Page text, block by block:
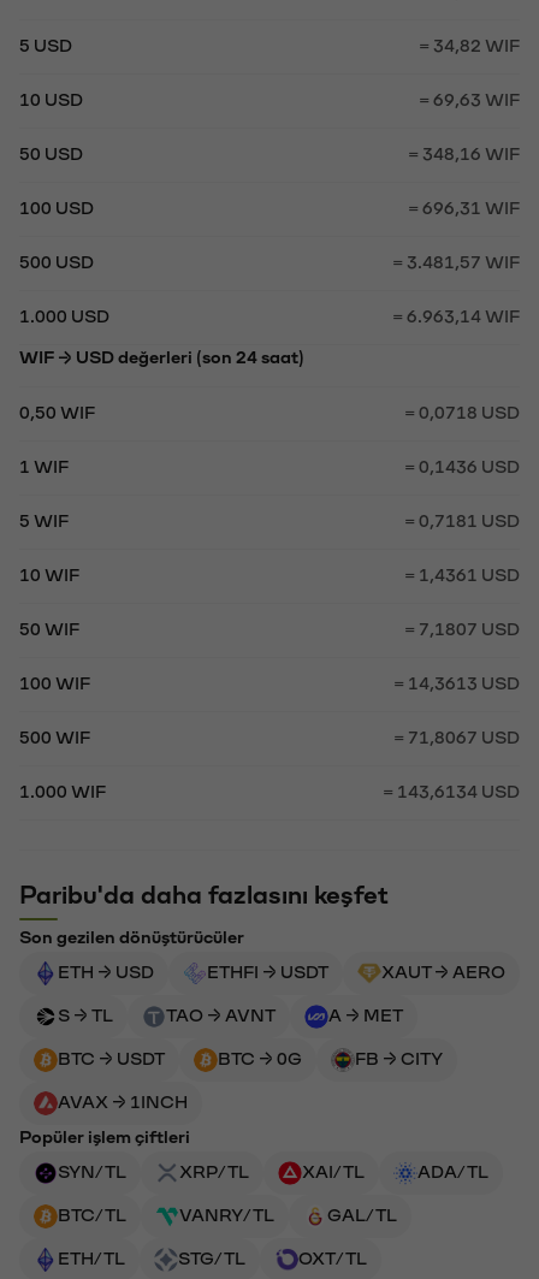
5 USD = 34,82 WIF
10 USD = 69,63 WIF
50 USD = 348,16 WIF
100 USD = 696,31 WIF
500 USD = 3.481,57 WIF
1.000 USD = 6.963,14 WIF
WIF → USD değerleri (son 24 saat)
0,50 WIF = 0,0718 USD
1 WIF = 0,1436 USD
5 WIF = 0,7181 USD
10 WIF = 1,4361 USD
50 WIF = 7,1807 USD
100 WIF = 14,3613 USD
500 WIF = 71,8067 USD
1.000 WIF = 143,6134 USD
Paribu'da daha fazlasını keşfet
Son gezilen dönüştürücüler
ETH → USD
ETHFI → USDT XAUT → AERO
S → TL TAO → AVNT A → MET
BTC → USDT BTC → 0G FB → CITY
AVAX → 1INCH
Popüler işlem çiftleri
SYN/TL
XRP/TL XAI/TL ADA/TL
BTC/TL VANRY/TL GAL/TL
ETH/TL STG/TL
OXT/TL